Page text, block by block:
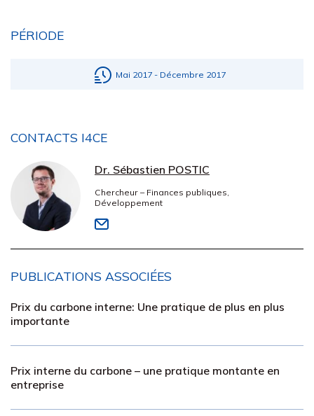
PÉRIODE
Mai 2017 - Décembre 2017
CONTACTS I4CE
Dr. Sébastien POSTIC
Chercheur – Finances publiques,
Développement
PUBLICATIONS ASSOCIÉES
Prix ​​du carbone interne: Une pratique de plus en plus
importante
Prix interne du carbone – une pratique montante en
entreprise